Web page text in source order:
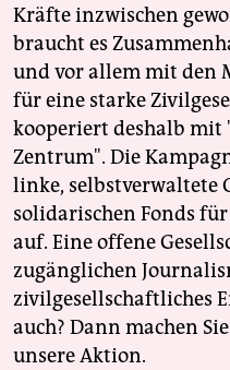
Kräfte inzwischen
braucht es
und vor allem mit den
für eine starke
kooperiert deshalb
Zentrum". Die
linke, selbstverwaltete
solidarischen Fonds
auf. Eine offene
zugänglichen
zivilgesellschaftliches
auch? Dann machen
unsere Aktion.